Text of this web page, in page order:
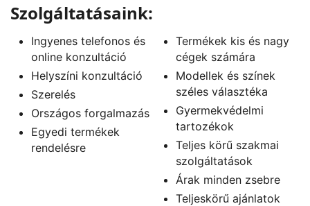
Szolgáltatásaink:
Ingyenes telefonos és
online konzultáció
Helyszíni konzultáció
Szerelés
Országos forgalmazás
Egyedi termékek
rendelésre
Termékek kis és nagy
cégek számára
Modellek és színek
széles választéka
Gyermekvédelmi
tartozékok
Teljes körű szakmai
szolgáltatások
Árak minden zsebre
Teljeskörű ajánlatok